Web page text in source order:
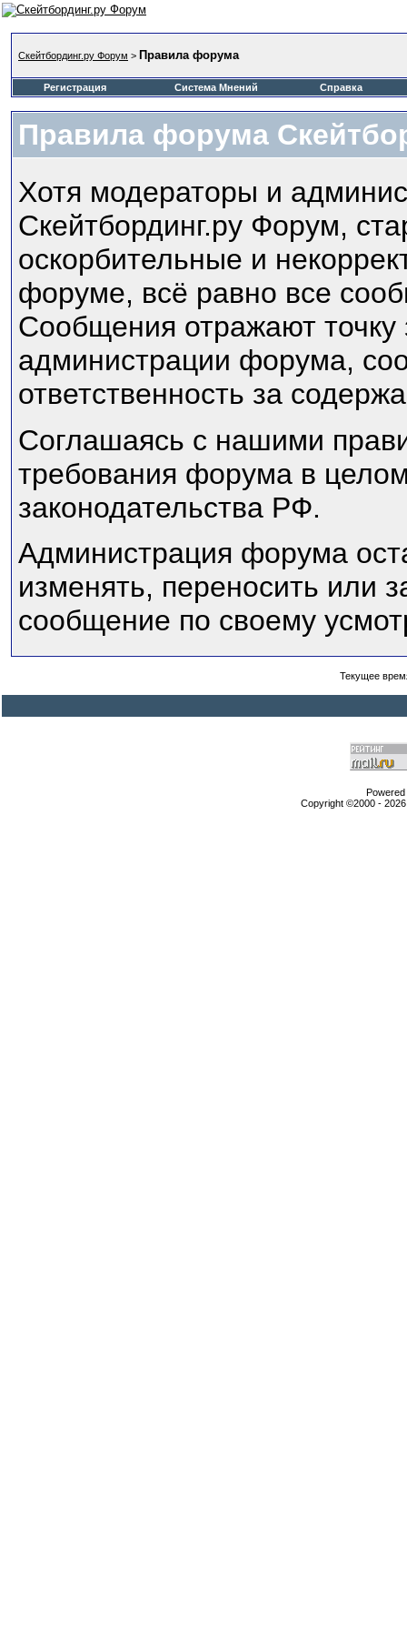
Скейтбординг.ру Форум > Правила форума
Регистрация Система Мнений Справка
Правила форума
Хотя модераторы и
Скейтбординг.ру Форум,
оскорбительные и
форуме, всё равно все
Сообщения отражают точку
администрации форума,
ответственность за
Соглашаясь с нашими
требования форума в
законодательства РФ.
Администрация форума
изменять, переносить или
сообщение по своему
Текущее
Copyright ©2000 -